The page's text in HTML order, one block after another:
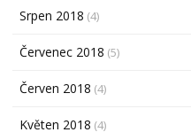
Srpen 2018 (4)
Červenec 2018 (5)
Červen 2018 (4)
Květen 2018 (4)